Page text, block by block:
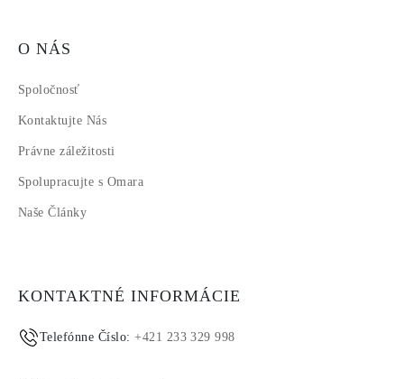
O NÁS
Spoločnosť
Kontaktujte Nás
Právne záležitosti
Spolupracujte s Omara
Naše Články
KONTAKTNÉ INFORMÁCIE
Telefónne Číslo:+421 233 329 998